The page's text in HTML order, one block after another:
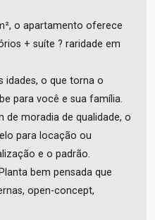
o apartamento oferece
+ suíte ? raridade em
idades, o que torna o
para você e sua família.
de moradia de qualidade, o
para locação ou
e o padrão.
bem pensada que
open-concept,